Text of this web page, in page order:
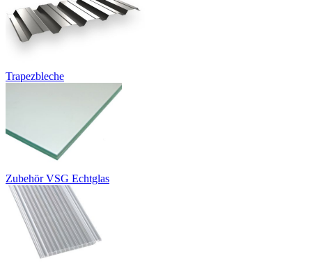
Trapezbleche
Zubehör VSG Echtglas